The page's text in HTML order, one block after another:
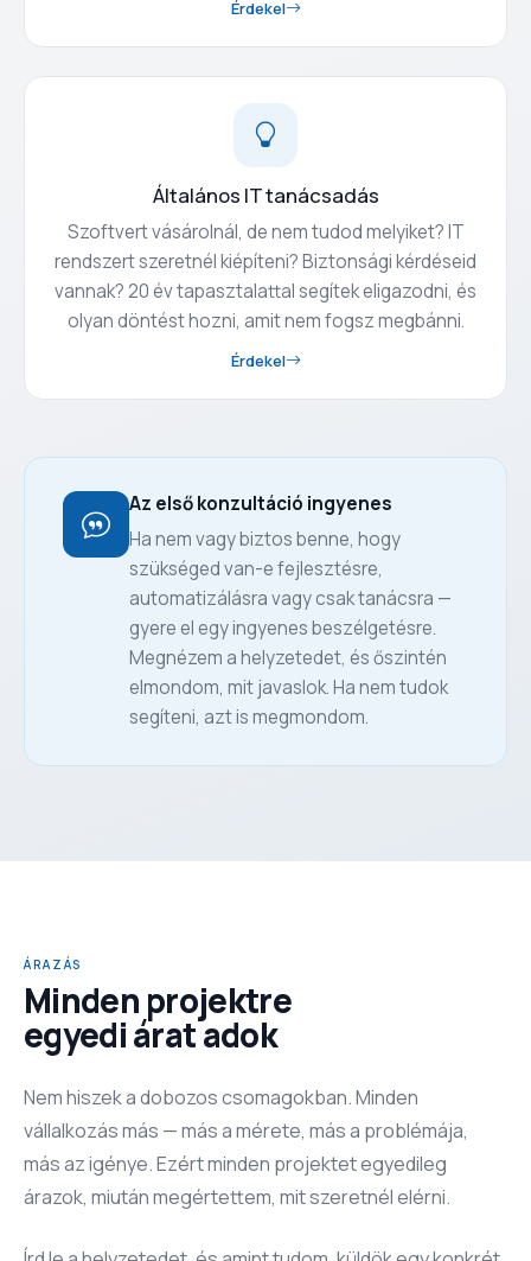
Érdekel
Általános IT tanácsadás
Szoftvert vásárolnál, de nem tudod melyiket? IT
rendszert szeretnél kiépíteni? Biztonsági kérdéseid
vannak? 20 év tapasztalattal segítek eligazodni, és
olyan döntést hozni, amit nem fogsz megbánni.
Érdekel
Az első konzultáció ingyenes
Ha nem vagy biztos benne, hogy
szükséged van-e fejlesztésre,
automatizálásra vagy csak tanácsra —
gyere el egy ingyenes beszélgetésre.
Megnézem a helyzetedet, és őszintén
elmondom, mit javaslok. Ha nem tudok
segíteni, azt is megmondom.
ÁRAZÁS
Minden projektre
egyedi árat adok
Nem hiszek a dobozos csomagokban. Minden
vállalkozás más — más a mérete, más a problémája,
más az igénye. Ezért minden projektet egyedileg
árazok, miután megértettem, mit szeretnél elérni.